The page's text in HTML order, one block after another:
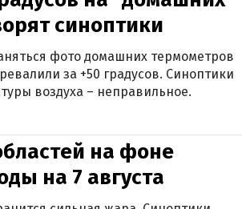
синоптики
фото домашних термометров
за +50 градусов. Синоптики
воздуха – неправильное.
на фоне
на 7 августа